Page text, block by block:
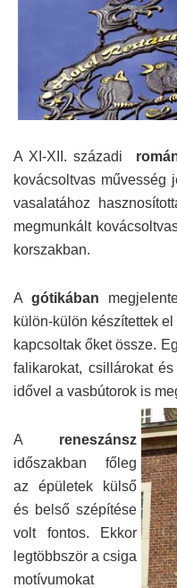
A XI-XII. századi
kovácsoltvas művesség
vasalatához
megmunkált
korszakban.
A gótikában
külön-külön készítettek
kapcsoltak őket össze.
falikarokat, csillárokat
idővel a vasbútorok is
A reneszánsz
időszakban főleg
az épületek külső
és belső szépítése
volt fontos. Ekkor
legtöbbször a csiga
motívumokat